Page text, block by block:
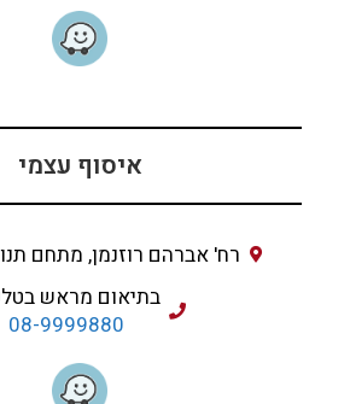
איסוף עצמי
רח' אברהם רוזנמן, מתחם
בתיאום מראש
08-9999880